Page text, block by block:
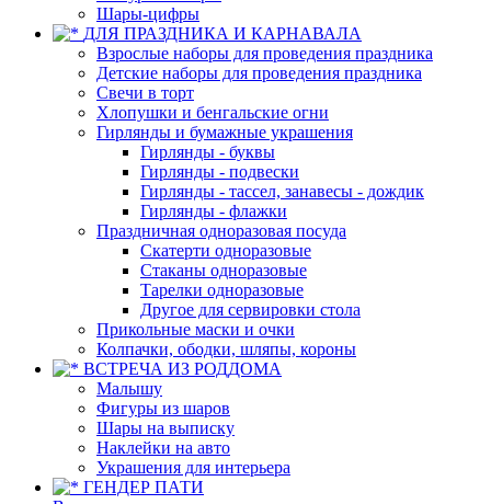
Шары-цифры
ДЛЯ ПРАЗДНИКА И КАРНАВАЛА
Взрослые наборы для проведения праздника
Детские наборы для проведения праздника
Свечи в торт
Хлопушки и бенгальские огни
Гирлянды и бумажные украшения
Гирлянды - буквы
Гирлянды - подвески
Гирлянды - тассел, занавесы - дождик
Гирлянды - флажки
Праздничная одноразовая посуда
Скатерти одноразовые
Стаканы одноразовые
Тарелки одноразовые
Другое для сервировки стола
Прикольные маски и очки
Колпачки, ободки, шляпы, короны
ВСТРЕЧА ИЗ РОДДОМА
Малышу
Фигуры из шаров
Шары на выписку
Наклейки на авто
Украшения для интерьера
ГЕНДЕР ПАТИ